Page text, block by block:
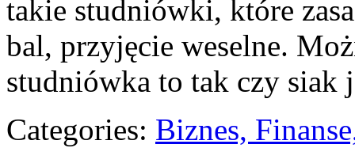
takie studniówki, które
bal, przyjęcie weselne.
studniówka to tak czy siak
Categories: Biznes,